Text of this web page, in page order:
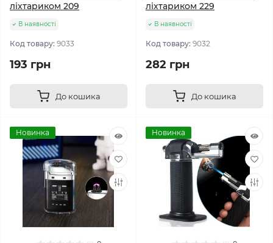
ліхтариком 209
В наявності
Код товару: 9033
193 грн
До кошика
ліхтариком 229
В наявності
Код товару: 9032
282 грн
До кошика
Новинка Новинка